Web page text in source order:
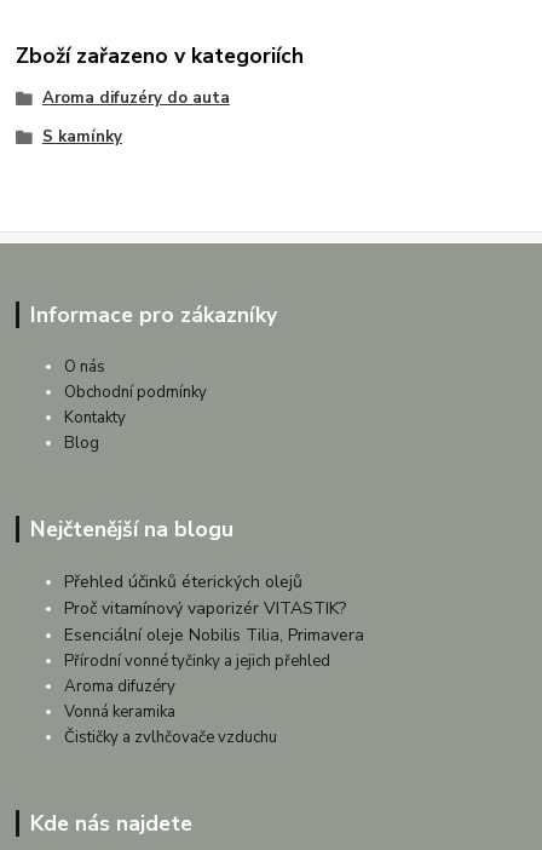
Zboží zařazeno v kategoriích
Aroma difuzéry do auta
S kamínky
Informace pro zákazníky
O nás
Obchodní podmínky
Kontakty
Blog
Nejčtenější na blogu
Přehled účinků éterických olejů
Proč vitamínový vaporizér VITASTIK?
Esenciální oleje Nobilis Tilia, Primavera
Přírodní vonné tyčinky a jejich přehled
Aroma difuzéry
Vonná keramika
Čističky a zvlhčovače vzduchu
Kde nás najdete